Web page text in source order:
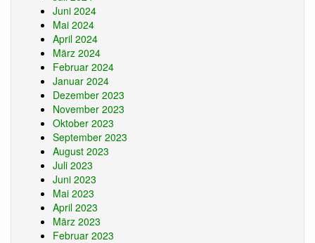
Juni 2024
Mai 2024
April 2024
März 2024
Februar 2024
Januar 2024
Dezember 2023
November 2023
Oktober 2023
September 2023
August 2023
Juli 2023
Juni 2023
Mai 2023
April 2023
März 2023
Februar 2023